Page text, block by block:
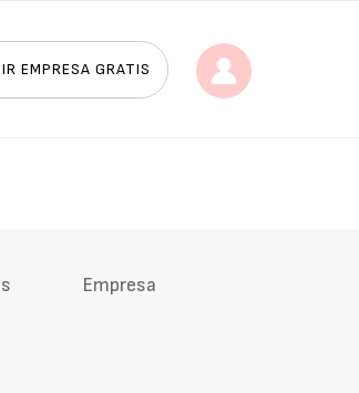
EMPRESA GRATIS
Empresa